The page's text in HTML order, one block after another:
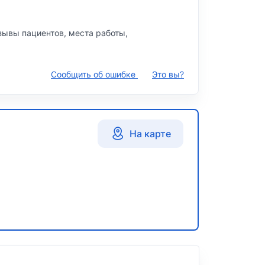
пациентов, места работы,
Сообщить об ошибке Это вы?
На карте